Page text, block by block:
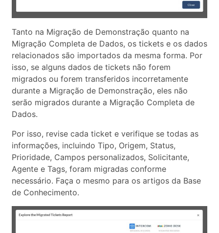
Tanto na Migração de Demonstração quanto na
Migração Completa de Dados, os tickets e os dados
relacionados são importados da mesma forma. Por
isso, se alguns dados de tickets não forem
migrados ou forem transferidos incorretamente
durante a Migração de Demonstração, eles não
serão migrados durante a Migração Completa de
Dados.
Por isso, revise cada ticket e verifique se todas as
informações, incluindo Tipo, Origem, Status,
Prioridade, Campos personalizados, Solicitante,
Agente e Tags, foram migradas conforme
necessário. Faça o mesmo para os artigos da Base
de Conhecimento.